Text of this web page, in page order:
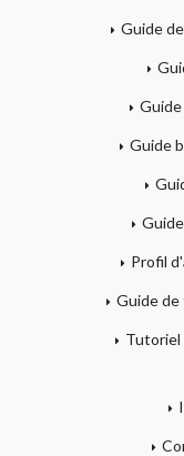
Guide
Guide
Profil
Guide de
Tutoriel